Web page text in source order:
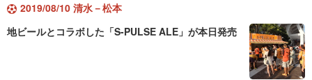
2019/08/10 清水－松本
地ビールとコラボした「S-PULSE ALE」が本日発売